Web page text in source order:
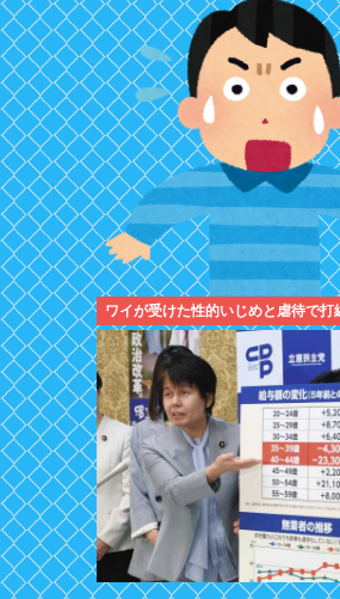
ワイが受けた性的いじめと虐待で打